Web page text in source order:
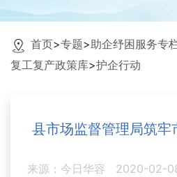
首页>专题>助企纾困服务专
复工复产政策库>护企行动
县市场监督管理局筑牢
来源：今日华容
2020-02-